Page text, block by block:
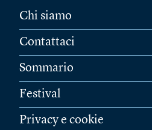
Chi siamo
Contattaci
Sommario
Festival
Privacy e cookie